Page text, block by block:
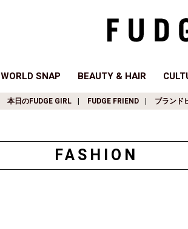
WORLD SNAP BEAUTY & HAIR
本日のFUDGE GIRL FUDGE FRIEND ブランド
FASHION